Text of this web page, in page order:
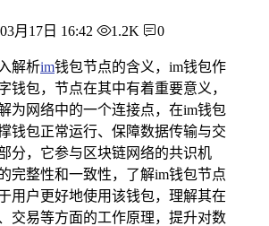
月17日 16:42 1.2K 0
解析im钱包节点的含义，im钱包作
钱包，节点在其中有着重要意义，
为网络中的一个连接点，在im钱包
钱包正常运行、保障数据传输与交
分，它参与区块链网络的共识机
完整性和一致性，了解im钱包节点
用户更好地使用该钱包，理解其在
交易等方面的工作原理，提升对数